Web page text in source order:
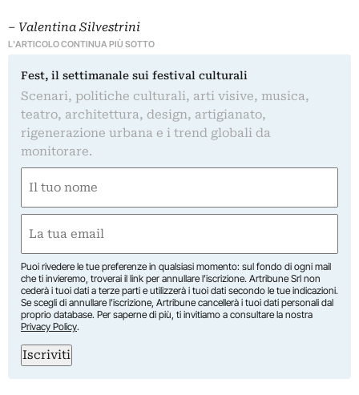
– Valentina Silvestrini
L'ARTICOLO CONTINUA PIÙ SOTTO
Fest, il settimanale sui festival culturali
Scenari, politiche culturali, arti visive, musica,
teatro, architettura, design, artigianato,
rigenerazione urbana e i trend globali da
monitorare.
(Obbligatorio)
(Obbligatorio)
Puoi rivedere le tue preferenze in qualsiasi momento: sul fondo di ogni mail
che ti invieremo, troverai il link per annullare l’iscrizione. Artribune Srl non
cederà i tuoi dati a terze parti e utilizzerà i tuoi dati secondo le tue indicazioni.
Se scegli di annullare l’iscrizione, Artribune cancellerà i tuoi dati personali dal
proprio database. Per saperne di più, ti invitiamo a consultare la nostra
Privacy Policy.
Iscriviti